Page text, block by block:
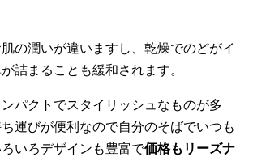
の潤いが違いますし、乾燥でのどがイ
詰まることも緩和されます。
パクトでスタイリッシュなものが多
運びが便利なので自分のそばでいつも
いろデザインも豊富で価格もリーズナ